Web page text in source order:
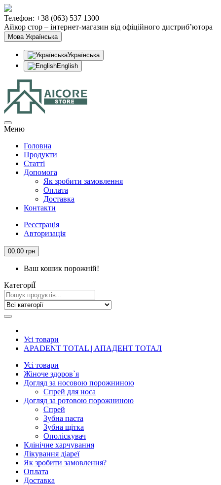
Телефон: +38 (063) 537 1300
Айкор стор – інтернет-магазин від офіційного дистриб’ютора
Мова Українська
Українська
English
Меню
Головна
Продукти
Статтi
Допомога
Як зробити замовлення
Оплата
Доставка
Контакти
Реєстрація
Авторизація
00.00 грн
Ваш кошик порожній!
КатегорiЇ
Усi товари
APADENT TOTAL | АПАДЕНТ ТОТАЛ
Усi товари
Жіноче здоров`я
Догляд за носовою порожниною
Спрей для носа
Догляд за ротовою порожниною
Спрей
Зубна паста
Зубна щiтка
Ополіскувач
Клiнiчне харчування
Лiкування дiареї
Як зробити замовлення?
Оплата
Доставка